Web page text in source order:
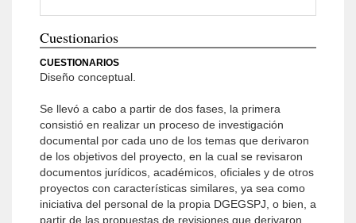
Cuestionarios
CUESTIONARIOS
Diseño conceptual.
Se llevó a cabo a partir de dos fases, la primera
consistió en realizar un proceso de investigación
documental por cada uno de los temas que derivaron
de los objetivos del proyecto, en la cual se revisaron
documentos jurídicos, académicos, oficiales y de otros
proyectos con características similares, ya sea como
iniciativa del personal de la propia DGEGSPJ, o bien, a
partir de las propuestas de revisiones que derivaron